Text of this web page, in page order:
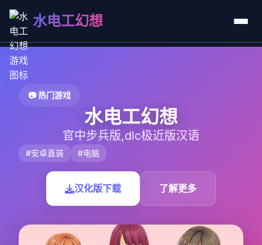
水电工幻想
📷 热门游戏
水电工幻想
官中步兵版,dlc极近版汉语
#安卓直装 #电脑
汉化版下载 了解更多